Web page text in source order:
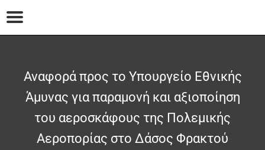
Αναφορά προς το Υπουργείο Εθνικής
Άμυνας για παραμονή και αξιοποίηση
του αεροσκάφους της Πολεμικής
Αεροπορίας στο Δάσος Φρακτού